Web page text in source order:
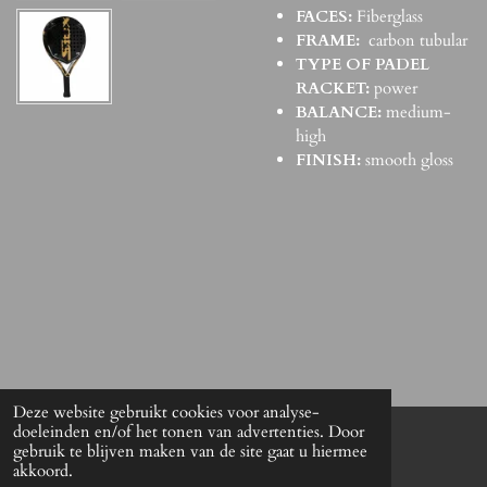
Deze website gebruikt cookies voor analyse-
doeleinden en/of het tonen van advertenties. Door
gebruik te blijven maken van de site gaat u hiermee
akkoord.
FACES: Fiberglass
FRAME: carbon tubular
TYPE OF PADEL
RACKET: power
BALANCE: medium-
high
FINISH: smooth gloss
© 2021 The Antwerp Padel Shop
Powered by